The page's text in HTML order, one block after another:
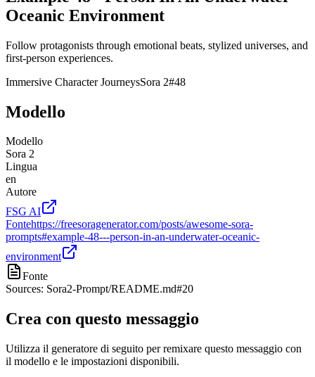
Oceanic Environment
Follow protagonists through emotional beats, stylized universes, and
first-person experiences.
Immersive Character JourneysSora 2#48
Modello
Modello
Sora 2
Lingua
en
Autore
FSG AI
Fontehttps://freesoragenerator.com/posts/awesome-sora-
prompts#example-48---person-in-an-underwater-oceanic-
environment
Fonte
Sources: Sora2-Prompt/README.md#20
Crea con questo messaggio
Utilizza il generatore di seguito per remixare questo messaggio con
il modello e le impostazioni disponibili.